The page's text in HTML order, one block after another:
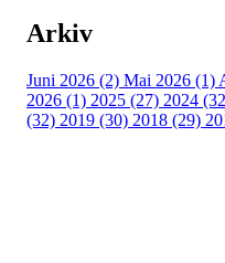
Arkiv
Juni 2026 (2) Mai 2026 (1)
2026 (1) 2025 (27) 2024
(32) 2019 (30) 2018 (29)